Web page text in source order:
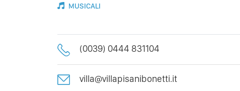
MUSICALI
(0039) 0444 831104
villa@villapisanibonetti.it